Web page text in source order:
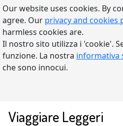
Our website uses cookies. By
agree. Our privacy and cookies
harmless cookies are.
Il nostro sito utilizza i 'cookie'.
funzione. La nostra informativa
che sono innocui.
Viaggiare Leggeri